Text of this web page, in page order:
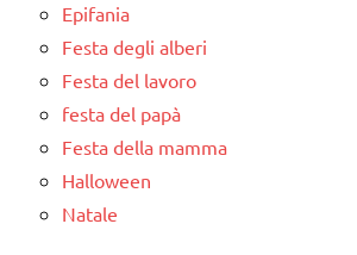
Epifania
Festa degli alberi
Festa del lavoro
festa del papà
Festa della mamma
Halloween
Natale